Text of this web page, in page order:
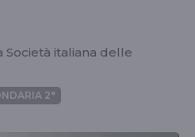
italiana delle
2°